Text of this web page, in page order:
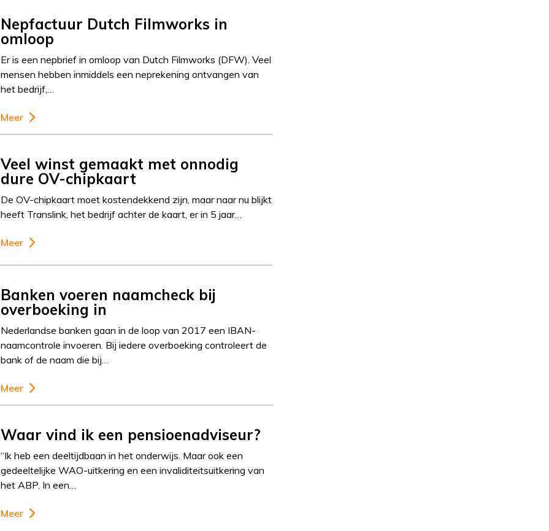
Nepfactuur Dutch Filmworks in
omloop
Er is een nepbrief in omloop van Dutch Filmworks (DFW). Veel
mensen hebben inmiddels een neprekening ontvangen van
het bedrijf,…
Meer
Veel winst gemaakt met onnodig
dure OV-chipkaart
De OV-chipkaart moet kostendekkend zijn, maar naar nu blijkt
heeft Translink, het bedrijf achter de kaart, er in 5 jaar…
Meer
Banken voeren naamcheck bij
overboeking in
Nederlandse banken gaan in de loop van 2017 een IBAN-
naamcontrole invoeren. Bij iedere overboeking controleert de
bank of de naam die bij…
Meer
Waar vind ik een pensioenadviseur?
“Ik heb een deeltijdbaan in het onderwijs. Maar ook een
gedeeltelijke WAO-uitkering en een invaliditeitsuitkering van
het ABP. In een…
Meer